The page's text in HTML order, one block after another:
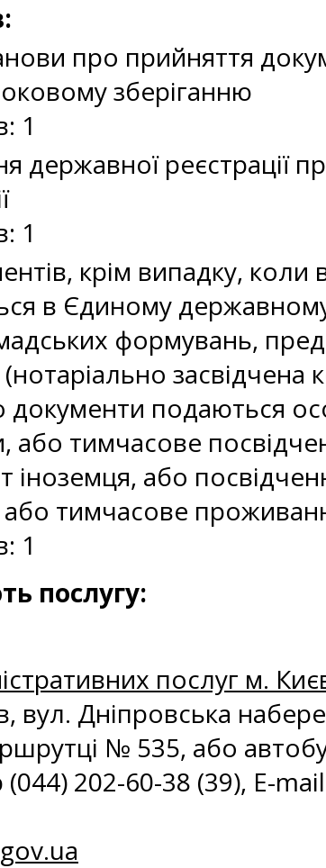
про прийняття
зберіганню
1
державної реєстрації
1
крім випадку,
в Єдиному
формувань,
засвідчена
подаються
або тимчасове
іноземця, або
або тимчасове
1
послугу:
послуг м.
вул. Дніпровська
№ 535, або
202-60-38 (39), E-